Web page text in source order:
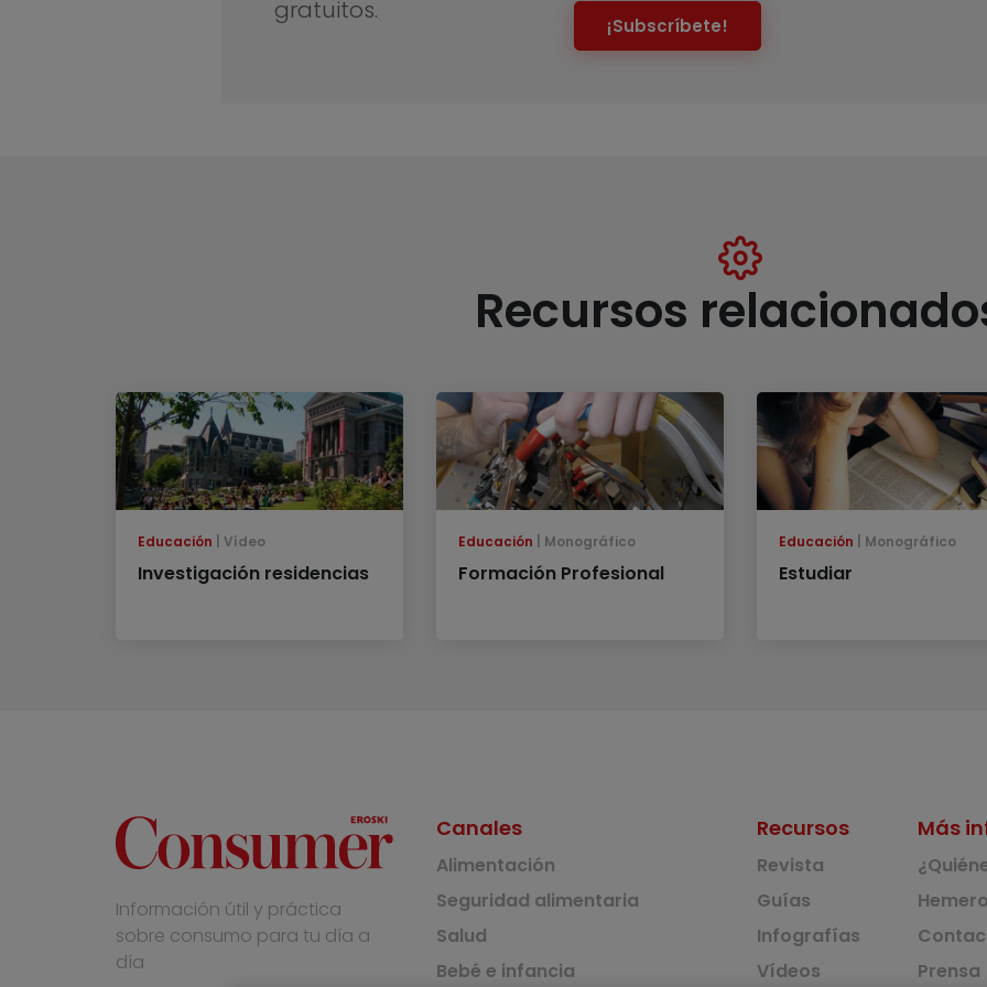
gratuitos.
¡Subscríbete!
Recursos
Educación Vídeo
Investigación residencias
Educación Monográfico
Formación Profesional
Educación Monográfico
Estudiar
Información útil y práctica
sobre consumo para tu día a
día
Canales
Alimentación
Seguridad alimentaria
Salud
Bebé e infancia
Recursos
Revista
Guías
Infografías
Vídeos
Más
Prensa